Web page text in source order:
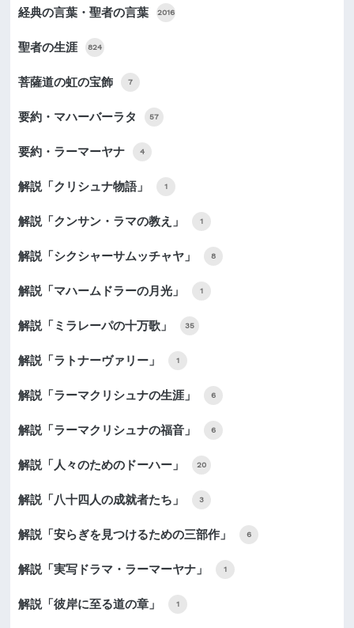
経典の言葉・聖者の言葉 2016
聖者の生涯 824
菩薩道の虹の宝飾 7
要約・マハーバーラタ 57
要約・ラーマーヤナ 4
解説「クリシュナ物語」 1
解説「クンサン・ラマの教え」 1
解説「シクシャーサムッチャヤ」 8
解説「マハームドラーの月光」 1
解説「ミラレーパの十万歌」 35
解説「ラトナーヴァリー」 1
解説「ラーマクリシュナの生涯」 6
解説「ラーマクリシュナの福音」 6
解説「人々のためのドーハー」 20
解説「八十四人の成就者たち」 3
解説「安らぎを見つけるための三部作」 6
解説「実写ドラマ・ラーマーヤナ」 1
解説「彼岸に至る道の章」 1